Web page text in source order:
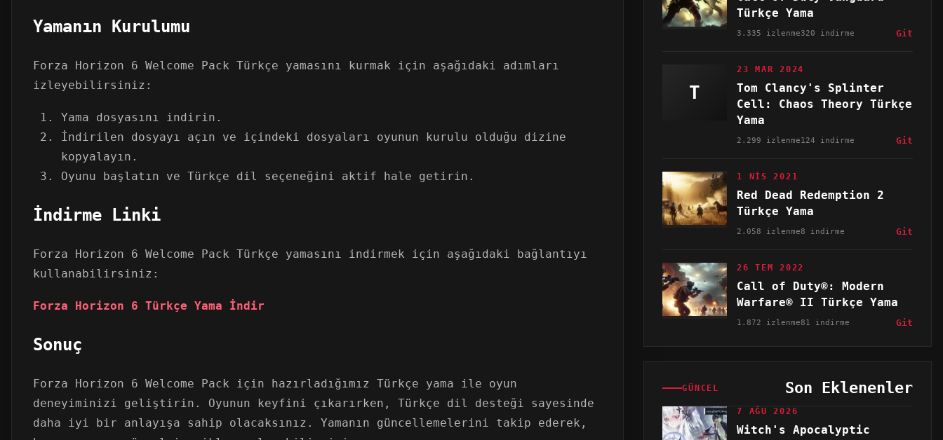
Yamanın Kurulumu
Forza Horizon 6 Welcome Pack Türkçe yamasını kurmak için aşağıdaki adımları
izleyebilirsiniz:
Yama dosyasını indirin.
İndirilen dosyayı açın ve içindeki dosyaları oyunun kurulu olduğu dizine
kopyalayın.
Oyunu başlatın ve Türkçe dil seçeneğini aktif hale getirin.
İndirme Linki
Forza Horizon 6 Welcome Pack Türkçe yamasını indirmek için aşağıdaki bağlantıyı
kullanabilirsiniz:
Forza Horizon 6 Türkçe Yama İndir
Sonuç
Forza Horizon 6 Welcome Pack için hazırladığımız Türkçe yama ile oyun
deneyiminizi geliştirin. Oyunun keyfini çıkarırken, Türkçe dil desteği sayesinde
daha iyi bir anlayışa sahip olacaksınız. Yamanın güncellemelerini takip ederek,
Türkçe Yama
3.335 izlenme320 indirme Git
T
23 MAR 2024
Tom Clancy's Splinter
Cell: Chaos Theory Türkçe
Yama
2.299 izlenme124 indirme Git
1 NIS 2021
Red Dead Redemption 2
Türkçe Yama
2.058 izlenme8 indirme Git
26 TEM 2022
Call of Duty®: Modern
Warfare® II Türkçe Yama
1.872 izlenme81 indirme Git
GÜNCEL Son Eklenenler
7 AĞU 2026
Witch's Apocalyptic